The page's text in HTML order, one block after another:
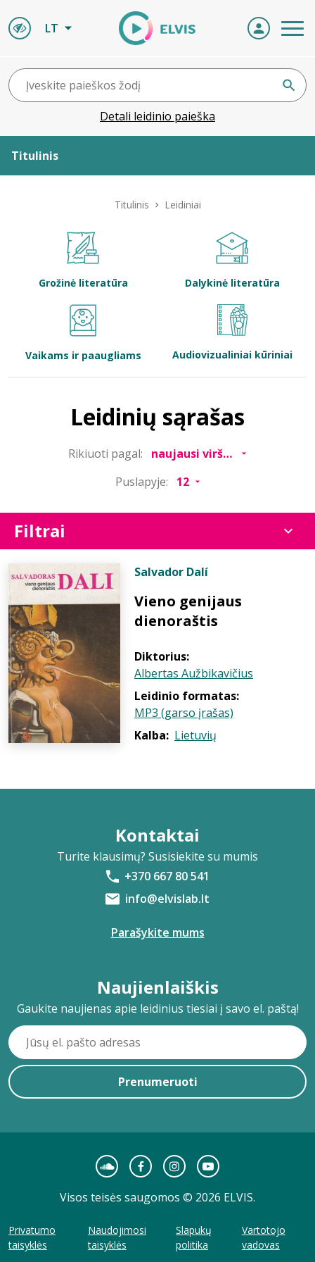
LT
Detali leidinio paieška
Titulinis
Bibliotekoms
Titulinis Leidiniai
Grožinė literatūra Dalykinė literatūra
Vaikams ir paaugliams Audiovizualiniai kūriniai
Leidinių sąrašas
Rikiuoti pagal:
Puslapyje:
Filtrai
Salvador Dalí
Vieno genijaus
dienoraštis
Diktorius:
Albertas Aužbikavičius
Leidinio formatas:
MP3 (garso įrašas)
Kalba: Lietuvių
Kontaktai
Turite klausimų? Susisiekite su mumis
+370 667 80 541
info@elvislab.lt
Parašykite mums
Naujienlaiškis
Gaukite naujienas apie leidinius tiesiai į savo el. paštą!
Prenumeruoti
Visos teisės saugomos © 2026 ELVIS.
Privatumo
taisyklės
Naudojimosi
taisyklės
Slapukų
politika
Vartotojo
vadovas